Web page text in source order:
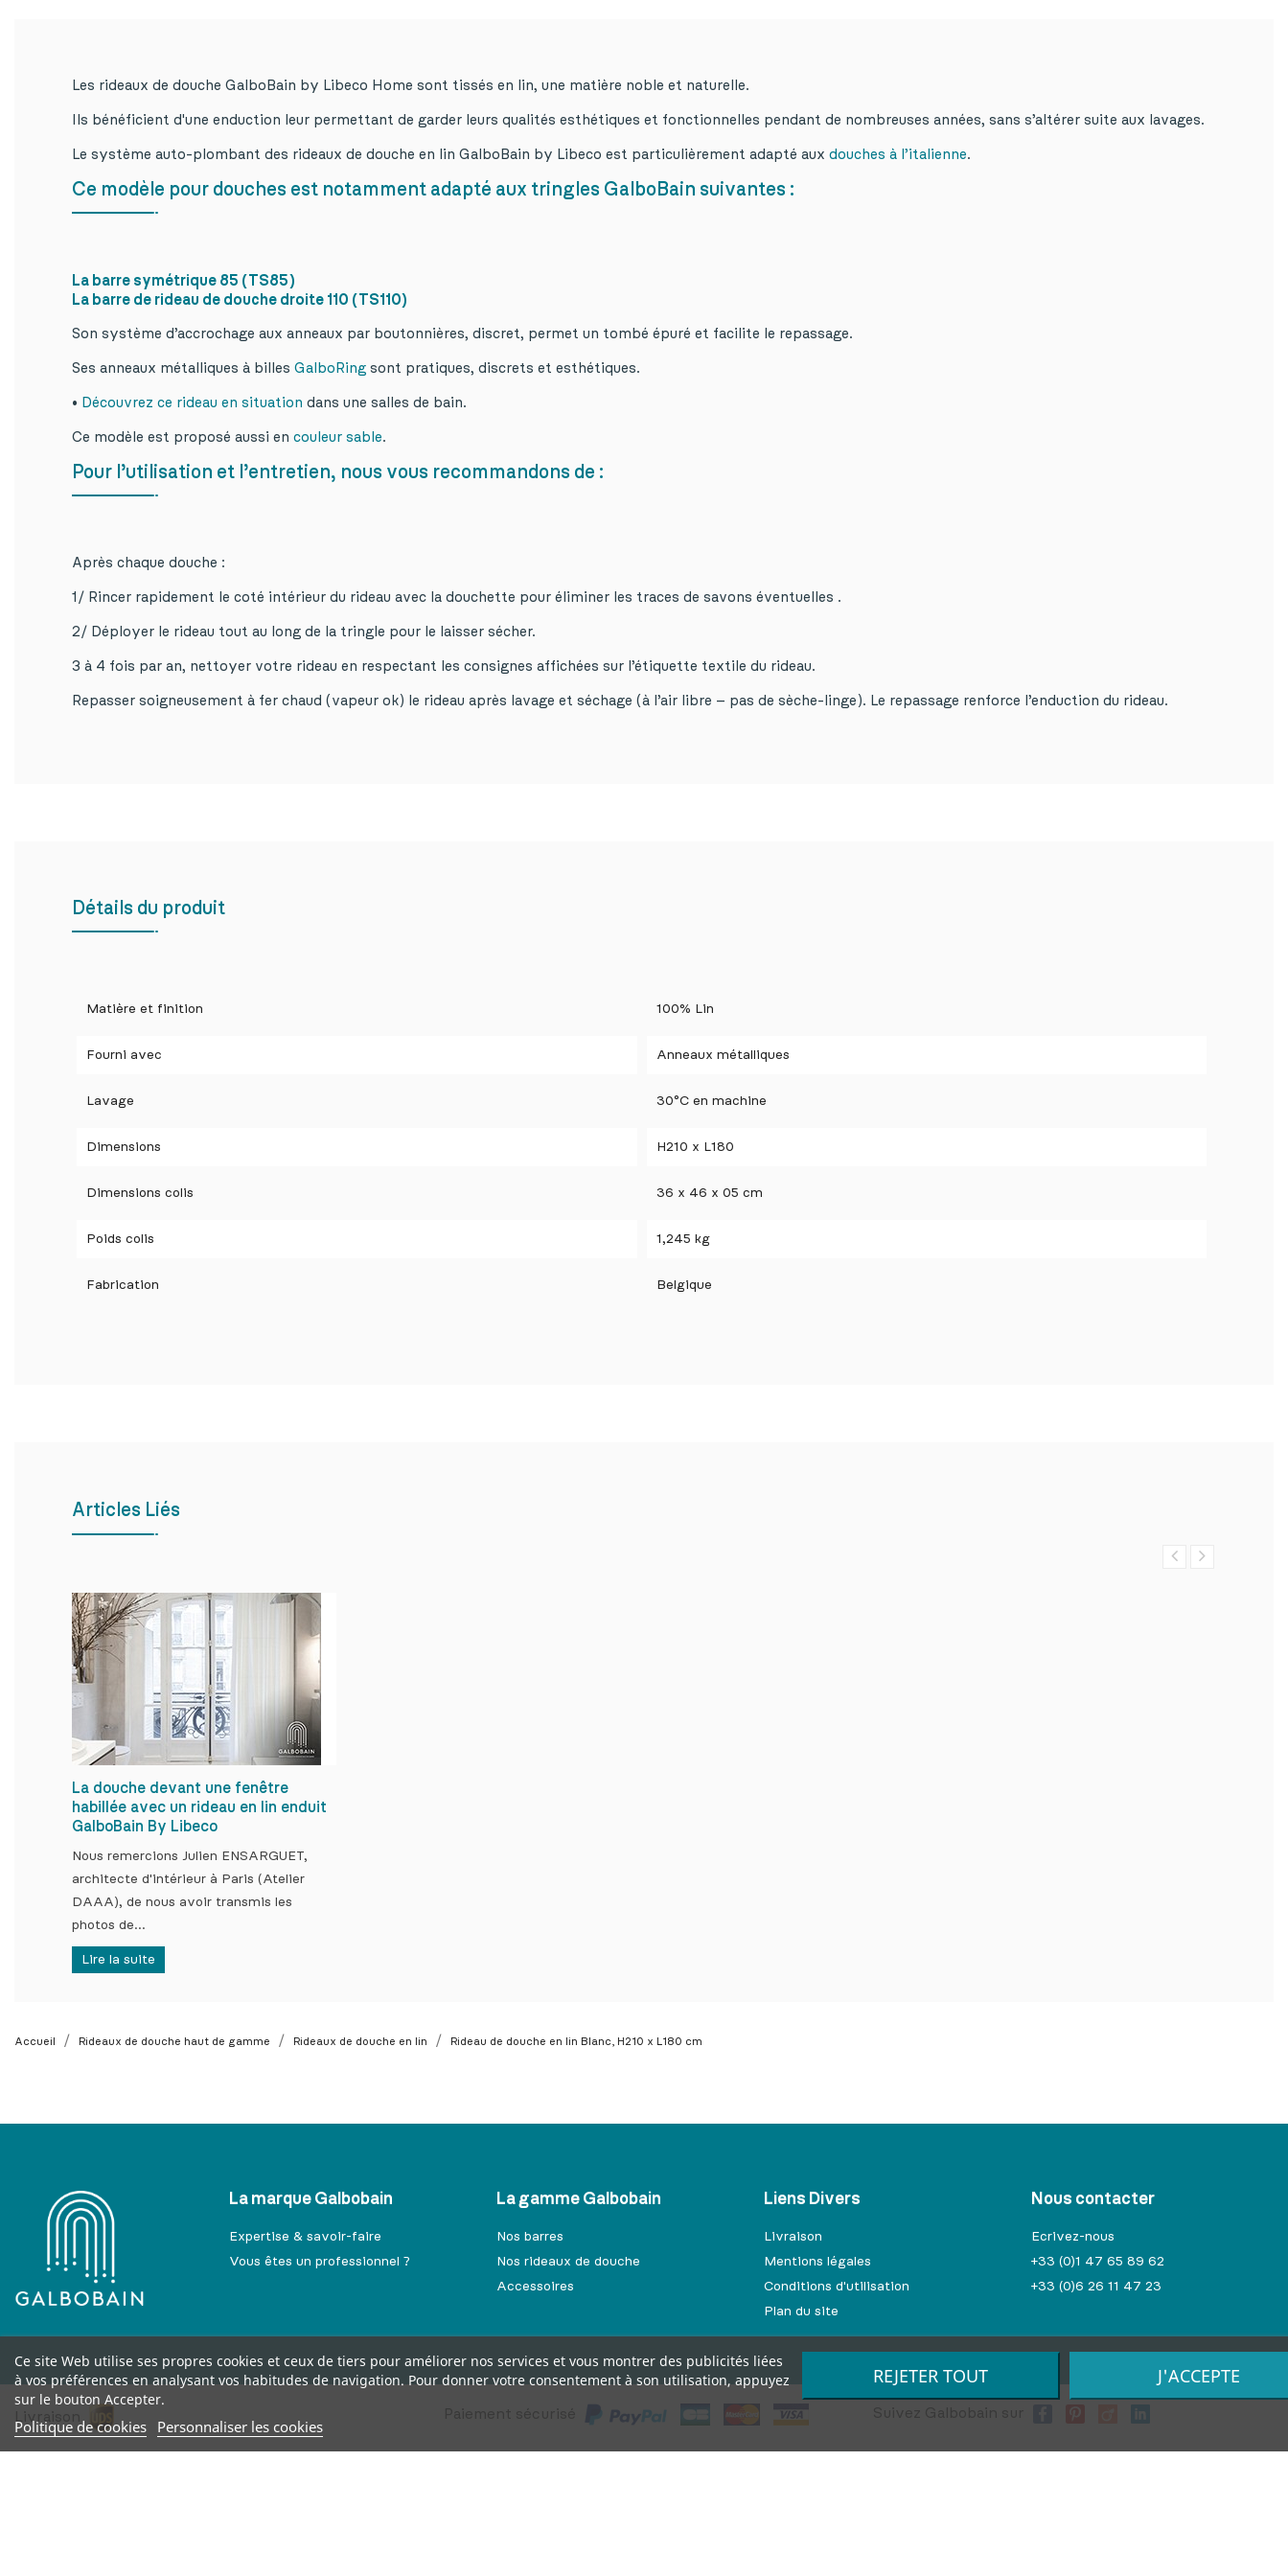
Les rideaux de douche GalboBain by Libeco Home sont tissés en lin, une matière noble et naturelle.
Ils bénéficient d'une enduction leur permettant de garder leurs qualités esthétiques et fonctionnelles pendant de nombreuses années, sans s’altérer suite aux lavages.
Le système auto-plombant des rideaux de douche en lin GalboBain by Libeco est particulièrement adapté aux douches à l’italienne.
Ce modèle pour douches est notamment adapté aux tringles GalboBain suivantes :
La barre symétrique 85 (TS85)
La barre de rideau de douche droite 110 (TS110)
Son système d’accrochage aux anneaux par boutonnières, discret, permet un tombé épuré et facilite le repassage.
Ses anneaux métalliques à billes GalboRing sont pratiques, discrets et esthétiques.
• Découvrez ce rideau en situation dans une salles de bain.
Ce modèle est proposé aussi en couleur sable.
Pour l’utilisation et l’entretien, nous vous recommandons de :
Après chaque douche :
1/ Rincer rapidement le coté intérieur du rideau avec la douchette pour éliminer les traces de savons éventuelles .
2/ Déployer le rideau tout au long de la tringle pour le laisser sécher.
3 à 4 fois par an, nettoyer votre rideau en respectant les consignes affichées sur l’étiquette textile du rideau.
Repasser soigneusement à fer chaud (vapeur ok) le rideau après lavage et séchage (à l’air libre – pas de sèche-linge). Le repassage renforce l’enduction du rideau.
Détails du produit
Matière et finition 100% Lin
Fourni avec Anneaux métalliques
Lavage 30°C en machine
Dimensions H210 x L180
Dimensions colis 36 x 46 x 05 cm
Poids colis 1,245 kg
Fabrication Belgique
Articles Liés
La douche devant une fenêtre
habillée avec un rideau en lin enduit
GalboBain By Libeco
Nous remercions Julien ENSARGUET,
architecte d'intérieur à Paris (Atelier
DAAA), de nous avoir transmis les
photos de...
Lire la suite
Accueil Rideaux de douche haut de gamme Rideaux de douche en lin Rideau de douche en lin Blanc, H210 x L180 cm
La marque Galbobain
Expertise & savoir-faire
Vous êtes un professionnel ?
La gamme Galbobain
Nos barres
Nos rideaux de douche
Accessoires
Liens Divers
Livraison
Mentions légales
Conditions d'utilisation
Plan du site
Nous contacter
Ecrivez-nous
+33 (0)1 47 65 89 62
+33 (0)6 26 11 47 23
Ce site Web utilise ses propres cookies et ceux de tiers pour améliorer nos services et vous montrer des publicités liées
à vos préférences en analysant vos habitudes de navigation. Pour donner votre consentement à son utilisation, appuyez
sur le bouton Accepter.
Politique de cookies Personnaliser les cookies
REJETER TOUT J'ACCEPTE
Livraison